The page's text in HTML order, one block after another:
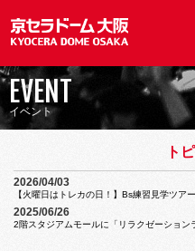
EVENT
イベント
ト
2026/04/03
【火曜日はトレカの日！】Bs練習見学ツア
2025/06/26
2階スタジアムモールに「リラクゼーション